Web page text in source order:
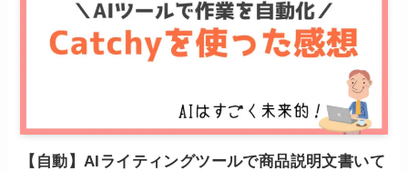
【自動】AIライティングツールで商品説明文書いて